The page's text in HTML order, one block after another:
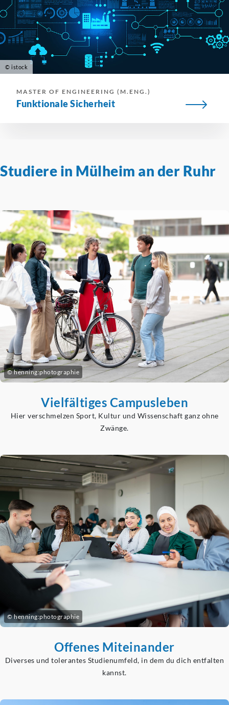
© istock
MASTER OF ENGINEERING (M.ENG.)
Funktionale Sicherheit
Studiere in Mülheim an der Ruhr
© henning:photographie
Vielfältiges Campusleben
Hier verschmelzen Sport, Kultur und Wissenschaft ganz ohne
Zwänge.
© henning:photographie
Offenes Miteinander
Diverses und tolerantes Studienumfeld, in dem du dich entfalten
kannst.